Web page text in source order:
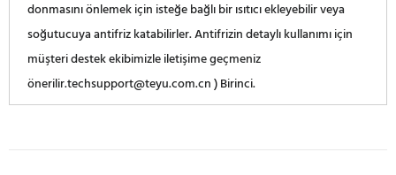
donmasını önlemek için isteğe bağlı bir ısıtıcı ekleyebilir veya
soğutucuya antifriz katabilirler. Antifrizin detaylı kullanımı için
müşteri destek ekibimizle iletişime geçmeniz
önerilir.techsupport@teyu.com.cn ) Birinci.